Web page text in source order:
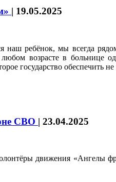
| 19.05.2025
ребёнок, мы всегда
возрасте в больнице
государство обеспечить не
СВО | 23.04.2025
движения «Ангелы